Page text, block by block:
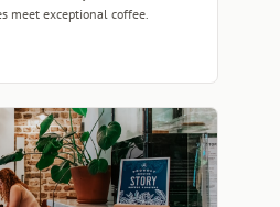
meet exceptional coffee.